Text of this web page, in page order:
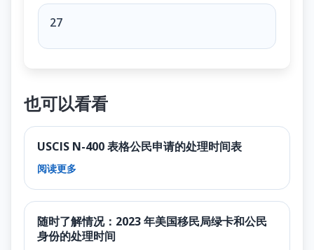
27
也可以看看
USCIS N-400 表格公民申请的处理时间表
阅读更多
随时了解情况：2023 年美国移民局绿卡和公民
身份的处理时间